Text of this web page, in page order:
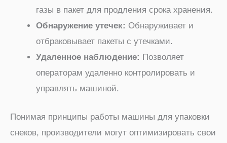
газы в пакет для продления срока хранения.
Обнаружение утечек: Обнаруживает и
отбраковывает пакеты с утечками.
Удаленное наблюдение: Позволяет
операторам удаленно контролировать и
управлять машиной.
Понимая принципы работы машины для упаковки
снеков, производители могут оптимизировать свои